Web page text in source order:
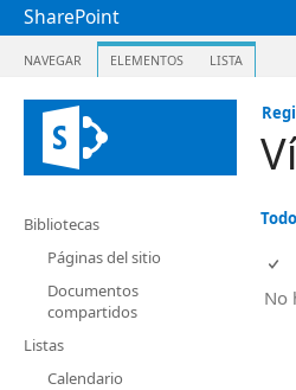
SharePoint
NAVEGAR ELEMENTOS LISTA
Bibliotecas
Páginas del sitio
Documentos
compartidos
Listas
Calendario
No